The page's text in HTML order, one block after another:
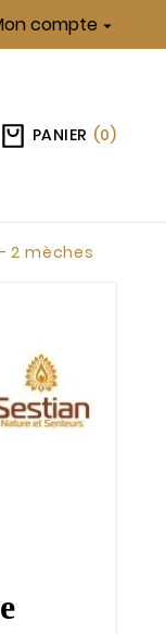
compte 
PANIER (0)
2 mèches